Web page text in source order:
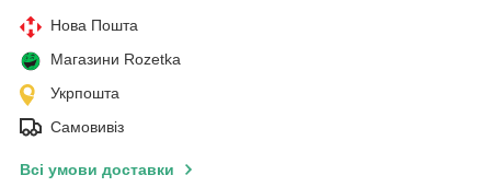
Нова Пошта
Магазини Rozetka
Укрпошта
Самовивіз
Всі умови доставки